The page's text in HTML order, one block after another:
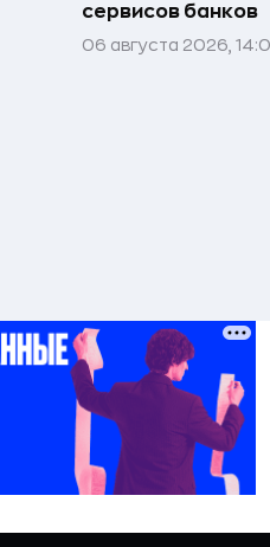
сервисов банков
06 августа 2026,